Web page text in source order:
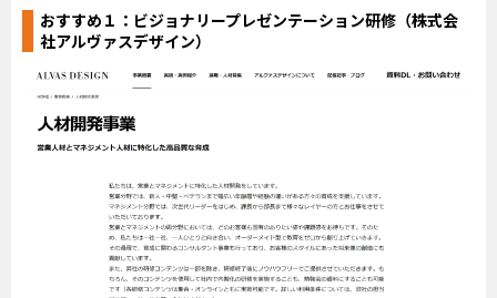
おすすめ１： ビジョナリープレゼンテーション研修（株式会
社アルヴァスデザイン）